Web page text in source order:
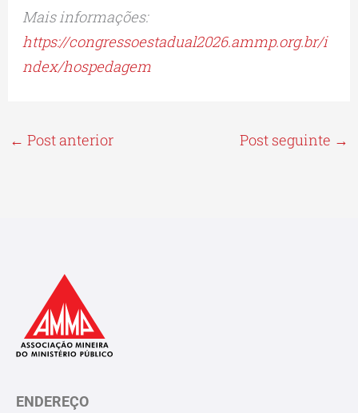
Mais informações:
https://congressoestadual2026.ammp.org.br/i
ndex/hospedagem
← Post anterior Post seguinte →
ENDEREÇO